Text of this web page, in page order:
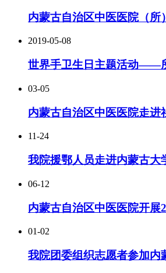
内蒙古自治区中医医院（
2019-05-08
世界手卫生日主题活动——
03-05
内蒙古自治区中医医院走
11-24
我院援鄂人员走进内蒙古大
06-12
内蒙古自治区中医医院开展
01-02
我院团委组织志愿者参加内